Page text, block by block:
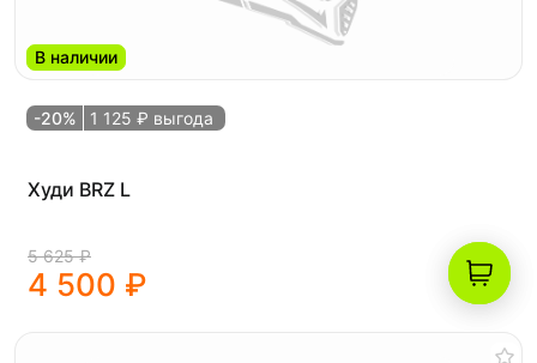
В наличии
-20% 1 125 ₽ выгода
Худи BRZ L
5 625 ₽
4 500 ₽